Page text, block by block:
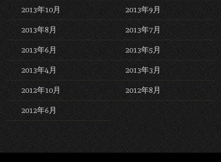
2013年10月 2013年9月
2013年8月 2013年7月
2013年6月 2013年5月
2013年4月 2013年3月
2012年10月 2012年8月
2012年6月